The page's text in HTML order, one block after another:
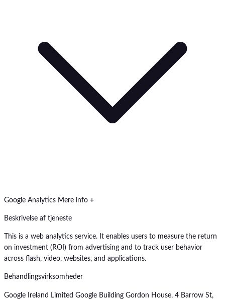
Google Analytics Mere info +
Beskrivelse af tjeneste
This is a web analytics service. It enables users to measure the return
on investment (ROI) from advertising and to track user behavior
across flash, video, websites, and applications.
Behandlingsvirksomheder
Google Ireland Limited Google Building Gordon House, 4 Barrow St,